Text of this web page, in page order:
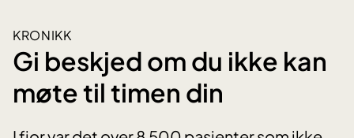
KRONIKK
Gi beskjed om du ikke kan
møte til timen din